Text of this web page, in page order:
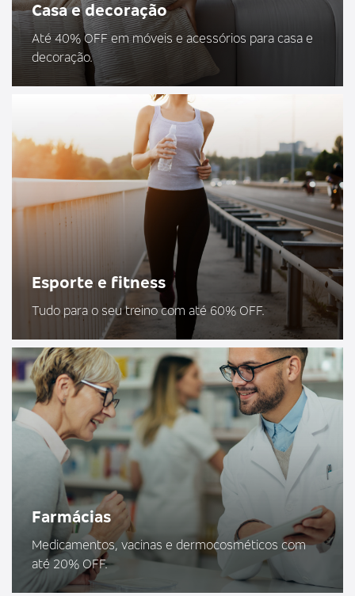
Casa e decoração
Até 40% OFF em móveis e acessórios para casa e
decoração.
Esporte e fitness
Tudo para o seu treino com até 60% OFF.
Farmácias
Medicamentos, vacinas e dermocosméticos com
até 20% OFF.